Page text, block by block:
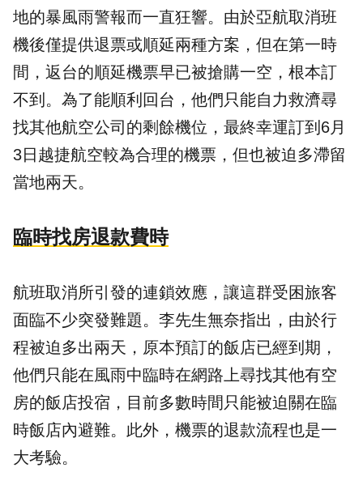
地的暴風雨警報而一直狂響。由於亞航取消班
機後僅提供退票或順延兩種方案，但在第一時
間，返台的順延機票早已被搶購一空，根本訂
不到。為了能順利回台，他們只能自力救濟尋
找其他航空公司的剩餘機位，最終幸運訂到6月
3日越捷航空較為合理的機票，但也被迫多滯留
當地兩天。
臨時找房退款費時
航班取消所引發的連鎖效應，讓這群受困旅客
面臨不少突發難題。李先生無奈指出，由於行
程被迫多出兩天，原本預訂的飯店已經到期，
他們只能在風雨中臨時在網路上尋找其他有空
房的飯店投宿，目前多數時間只能被迫關在臨
時飯店內避難。此外，機票的退款流程也是一
大考驗。